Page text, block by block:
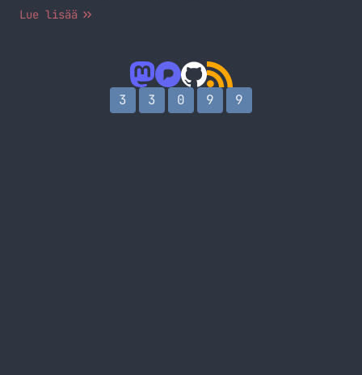
leluja ja olen huomannut, että mitä vanhemmaksi
tulen saamaan tässä lähiaikoina ja tietysti saatte
kommentoida… Jatka lukemista Lapselle leluja
Lue lisää
3 3 0 9 9